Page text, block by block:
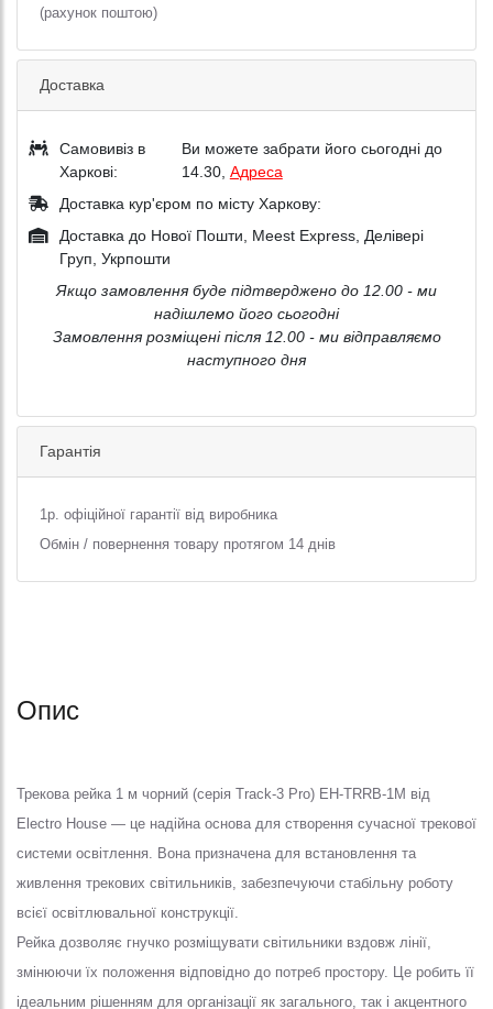
(рахунок поштою)
Доставка
Самовивіз в
Харкові:
Ви можете забрати його сьогодні до
14.30, Адреса
Доставка кур'єром по місту Харкову:
Доставка до Нової Пошти, Meest Express, Делівері
Груп, Укрпошти
Якщо замовлення буде підтверджено до 12.00 - ми
надішлемо його сьогодні
Замовлення розміщені після 12.00 - ми відправляємо
наступного дня
Гарантія
1р. офіційної гарантії від виробника
Обмін / повернення товару протягом 14 днів
Опис
Трекова рейка 1 м чорний (серія Track-3 Pro) EH-TRRB-1M від
Electro House — це надійна основа для створення сучасної трекової
системи освітлення. Вона призначена для встановлення та
живлення трекових світильників, забезпечуючи стабільну роботу
всієї освітлювальної конструкції.
Рейка дозволяє гнучко розміщувати світильники вздовж лінії,
змінюючи їх положення відповідно до потреб простору. Це робить її
ідеальним рішенням для організації як загального, так і акцентного